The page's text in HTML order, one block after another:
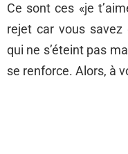
Ce sont ces «je
rejet car vous savez
qui ne s’éteint pas
se renforce. Alors, à